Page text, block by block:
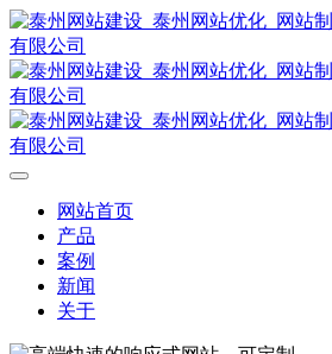
网站首页
产品
案例
新闻
关于